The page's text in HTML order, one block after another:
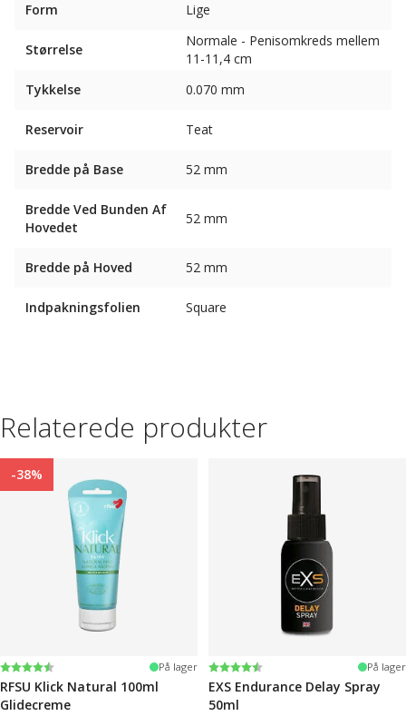
Form Lige
Størrelse
Normale - Penisomkreds mellem
11-11,4 cm
Tykkelse
0.070 mm
Reservoir Teat
Bredde på Base 52 mm
Bredde Ved Bunden Af ​​
Hovedet
52 mm
Bredde på Hoved 52 mm
Indpakningsfolien Square
Relaterede produkter
-38%
Vurdering:
4.2 ud af 5 stjerner På lager
RFSU Klick Natural 100ml
Glidecreme
Vurdering:
4.3 ud af 5 stjerner På lager
EXS Endurance Delay Spray
50ml